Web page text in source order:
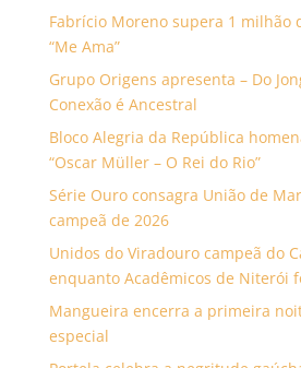
Fabrício Moreno supera 1 milhão
“Me Ama”
Grupo Origens apresenta – Do
Conexão é Ancestral
Bloco Alegria da República
“Oscar Müller – O Rei do Rio”
Série Ouro consagra União de
campeã de 2026
Unidos do Viradouro campeã do
enquanto Acadêmicos de Niterói
Mangueira encerra a primeira
especial